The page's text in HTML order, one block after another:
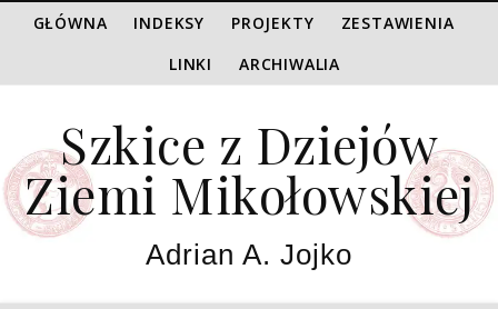
GŁÓWNA INDEKSY PROJEKTY
ZESTAWIENIA
LINKI
ARCHIWALIA
Szkice z Dziejów
Ziemi Mikołowskiej
Adrian A. Jojko